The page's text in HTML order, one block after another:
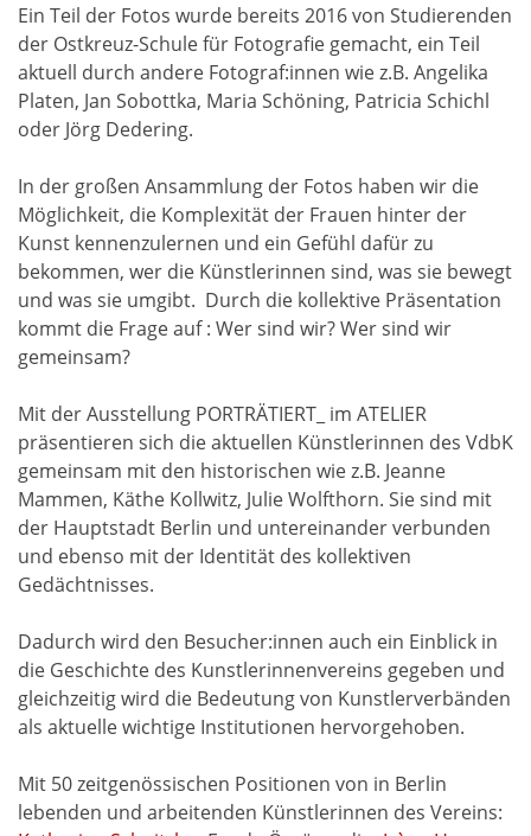
Ein Teil der Fotos wurde bereits 2016 von Studierenden
der Ostkreuz-Schule für Fotografie gemacht, ein Teil
aktuell durch andere Fotograf:innen wie z.B. Angelika
Platen, Jan Sobottka, Maria Schöning, Patricia Schichl
oder Jörg Dedering.
In der großen Ansammlung der Fotos haben wir die
Möglichkeit, die Komplexität der Frauen hinter der
Kunst kennenzulernen und ein Gefühl dafür zu
bekommen, wer die Künstlerinnen sind, was sie bewegt
und was sie umgibt. Durch die kollektive Präsentation
kommt die Frage auf : Wer sind wir? Wer sind wir
gemeinsam?
Mit der Ausstellung PORTRÄTIERT_ im ATELIER
präsentieren sich die aktuellen Künstlerinnen des VdbK
gemeinsam mit den historischen wie z.B. Jeanne
Mammen, Käthe Kollwitz, Julie Wolfthorn. Sie sind mit
der Hauptstadt Berlin und untereinander verbunden
und ebenso mit der Identität des kollektiven
Gedächtnisses.
Dadurch wird den Besucher:innen auch ein Einblick in
die Geschichte des Kunstlerinnenvereins gegeben und
gleichzeitig wird die Bedeutung von Kunstlerverbänden
als aktuelle wichtige Institutionen hervorgehoben.
Mit 50 zeitgenössischen Positionen von in Berlin
lebenden und arbeitenden Künstlerinnen des Vereins: